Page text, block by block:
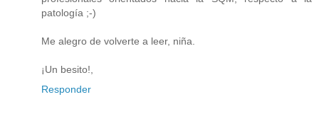
patología ;-)
Me alegro de volverte a leer, niña.
¡Un besito!,
Responder